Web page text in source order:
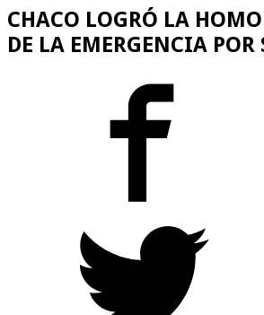
CHACO LOGRÓ LA
DE LA EMERGENCIA POR